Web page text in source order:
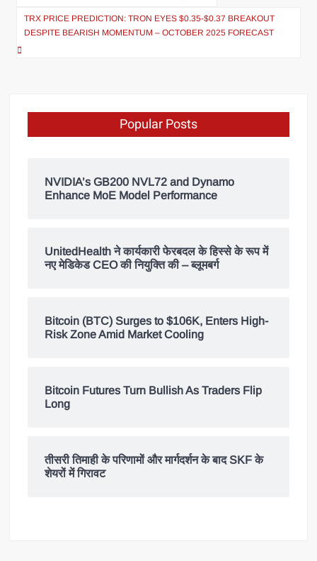
TRX PRICE PREDICTION: TRON EYES $0.35-$0.37 BREAKOUT
DESPITE BEARISH MOMENTUM – OCTOBER 2025 FORECAST
Popular Posts
NVIDIA’s GB200 NVL72 and Dynamo
Enhance MoE Model Performance
UnitedHealth ने कार्यकारी फेरबदल के हिस्से के रूप में
नए मेडिकेड CEO की नियुक्ति की – ब्लूमबर्ग
Bitcoin (BTC) Surges to $106K, Enters High-
Risk Zone Amid Market Cooling
Bitcoin Futures Turn Bullish As Traders Flip
Long
तीसरी तिमाही के परिणामों और मार्गदर्शन के बाद SKF के
शेयरों में गिरावट